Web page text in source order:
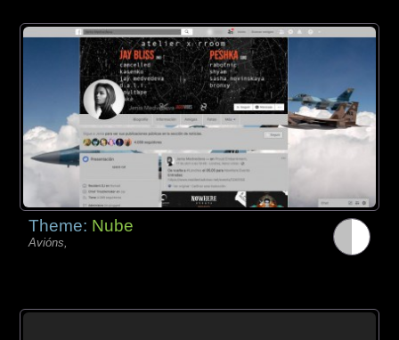
Theme: Nube
Avións,